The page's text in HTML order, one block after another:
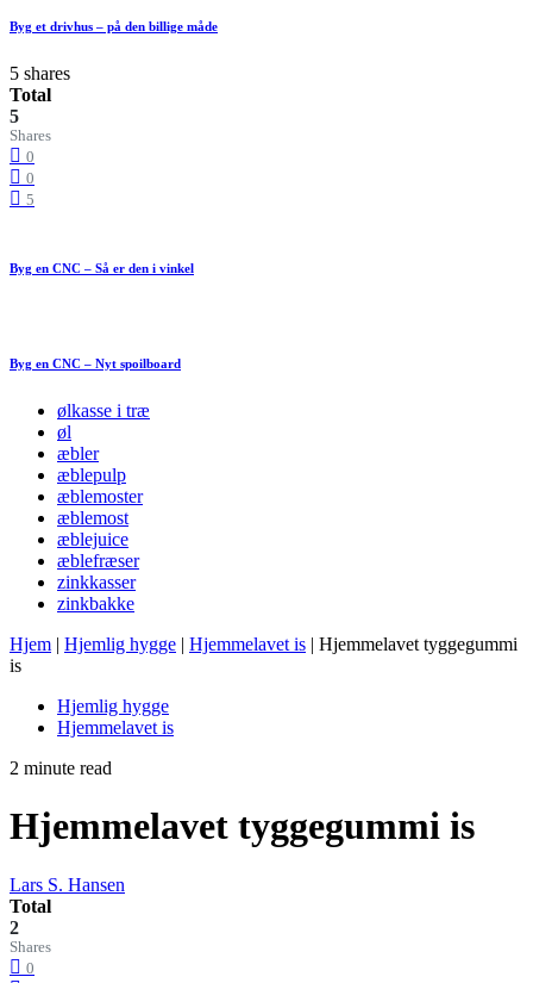
Byg et drivhus – på den billige måde
5 shares
Total
5
Shares
0
0
5
Byg en CNC – Så er den i vinkel
Byg en CNC – Nyt spoilboard
ølkasse i træ
øl
æbler
æblepulp
æblemoster
æblemost
æblejuice
æblefræser
zinkkasser
zinkbakke
Hjem | Hjemlig hygge | Hjemmelavet is | Hjemmelavet tyggegummi
is
Hjemlig hygge
Hjemmelavet is
2 minute read
Hjemmelavet tyggegummi is
Lars S. Hansen
Total
2
Shares
0